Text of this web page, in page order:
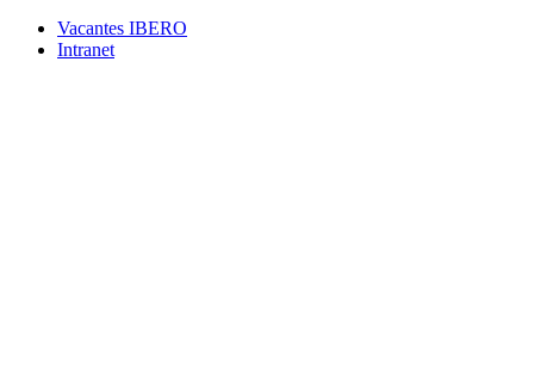
Vacantes IBERO
Intranet